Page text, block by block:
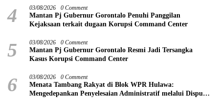
4 03/08/2026 0 Comment
Mantan Pj Gubernur Gorontalo Penuhi Panggilan
Kejaksaan terkait dugaan Korupsi Command Center
5 03/08/2026 0 Comment
Mantan Pj Gubernur Gorontalo Resmi Jadi Tersangka
Kasus Korupsi Command Center
6 03/08/2026 0 Comment
Menata Tambang Rakyat di Blok WPR Hulawa:
Mengedepankan Penyelesaian Administratif melalui Dispute